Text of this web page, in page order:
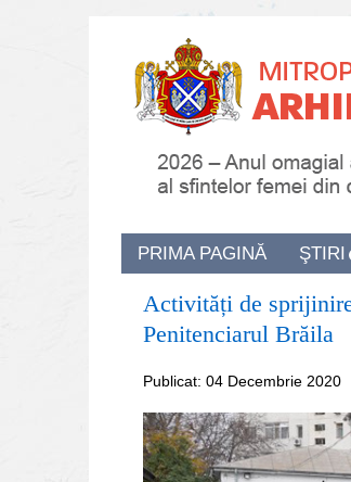
PRIMA PAGINĂ ŞTIRI
Activități de
Penitenciarul Brăila
Publicat: 04 Decembrie 2020